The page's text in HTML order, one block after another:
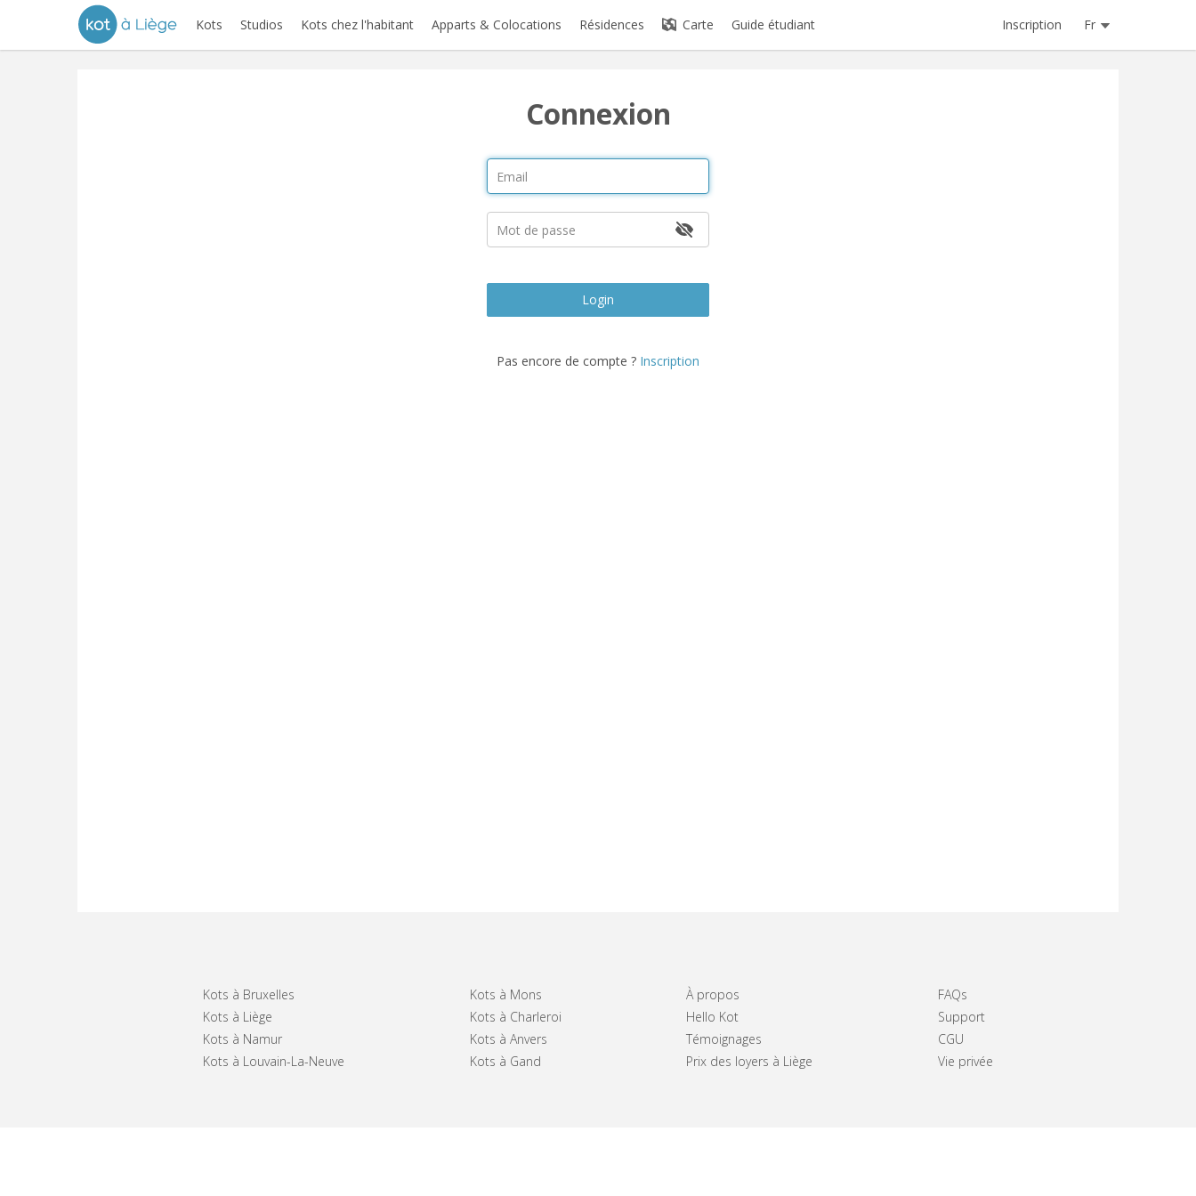
Kots Studios Kots chez l'habitant Apparts & Colocations Résidences Carte Guide étudiant Inscription Fr
Connexion
Login
Pas encore de compte ? Inscription
Kots à Bruxelles
Kots à Liège
Kots à Namur
Kots à Louvain-La-Neuve
Kots à Mons
Kots à Charleroi
Kots à Anvers
Kots à Gand
À propos
Hello Kot
Témoignages
Prix des loyers à Liège
FAQs
Support
CGU
Vie privée